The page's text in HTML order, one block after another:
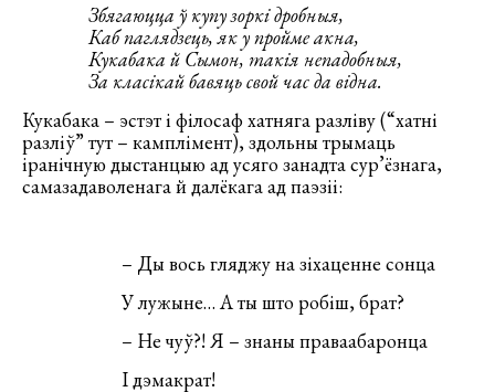
Збягаюцца ў купу зоркi дробныя,
Каб паглядзець, як у пройме акна,
Кукабака й Сымон, такiя непадобныя,
За класікай бавяць свой час да вiдна.
Кукабака – эстэт і філосаф хатняга разліву (“хатні
разліў” тут – камплімент), здольны трымаць
іранічную дыстанцыю ад усяго занадта сур’ёзнага,
самазадаволенага й далёкага ад паэзіі:
– Ды вось гляджу на зіхаценне сонца
У лужыне… А ты што робіш, брат?
– Не чуў?! Я – знаны праваабаронца
І дэмакрат!